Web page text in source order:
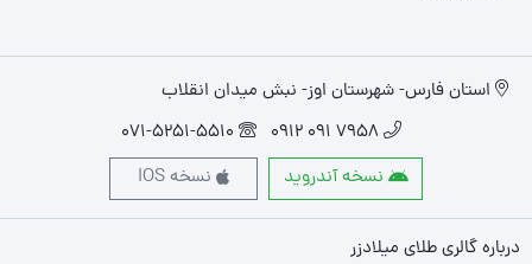
استان فارس- شهرستان اوز- نبش میدان انقلاب
7958 091 0912
071-5251-5510
نسخه آندروید
نسخه IOS
درباره گالری طلای میلادزر